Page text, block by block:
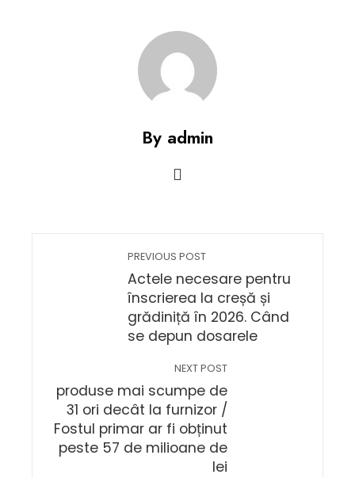
By admin
PREVIOUS POST
Actele necesare pentru
înscrierea la creșă și
grădiniță în 2026. Când
se depun dosarele
NEXT POST
produse mai scumpe de
31 ori decât la furnizor /
Fostul primar ar fi obținut
peste 57 de milioane de
lei